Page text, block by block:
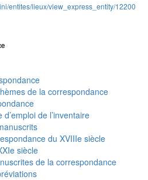
entites/lieux/view_express_entity/12200
de la correspondance
de l’inventaire
du XVIIIe siècle
siècle
de la correspondance